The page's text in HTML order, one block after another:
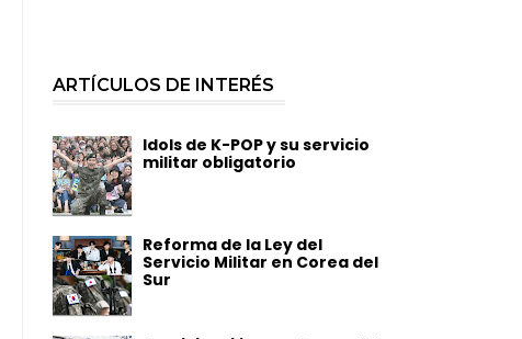
ARTÍCULOS DE INTERÉS
Idols de K-POP y su servicio
militar obligatorio
Reforma de la Ley del
Servicio Militar en Corea del
Sur